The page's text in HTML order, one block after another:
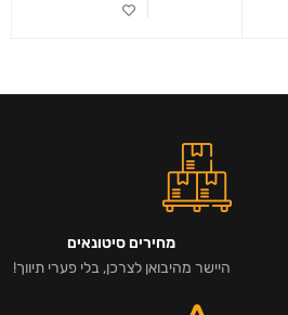
מחירים סיטונאים
היישר מהיבואן לצרכן, בלי פערי תיווך!